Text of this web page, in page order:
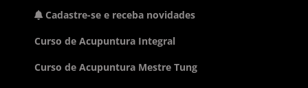
Cadastre-se e receba novidades
Curso de Acupuntura Integral
Curso de Acupuntura Mestre Tung